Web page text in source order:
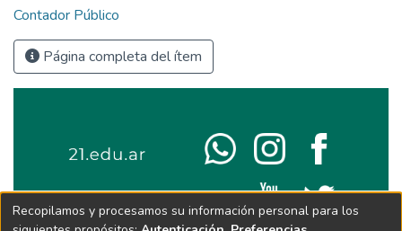
Contador Público
Página completa del ítem
Recopilamos y procesamos su información personal para los